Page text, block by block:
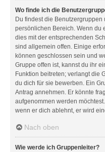
Wo finde ich die
Du findest die Benutzergruppen
persönlichen Bereich. Wenn du
dies mit der entsprechenden
sind allgemein offen. Einige
können geschlossen sein und
Gruppe offen ist, kannst du ihr
Funktion beitreten; verlangt die
du dich für sie bewerben. Ein
Antrag annehmen. Er könnte
aufgenommen werden
wenn er dich ablehnt, er wird
Nach oben
Wie werde ich Gruppenleiter?